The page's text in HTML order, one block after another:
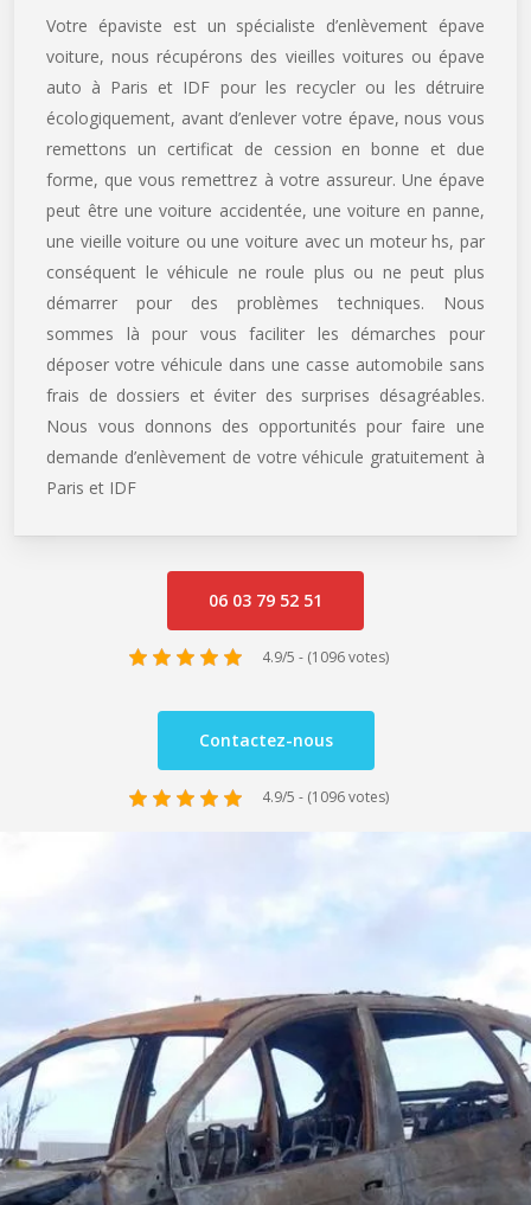
Votre épaviste est un spécialiste d’enlèvement épave
voiture, nous récupérons des vieilles voitures ou épave
auto à Paris et IDF pour les recycler ou les détruire
écologiquement, avant d’enlever votre épave, nous vous
remettons un certificat de cession en bonne et due
forme, que vous remettrez à votre assureur. Une épave
peut être une voiture accidentée, une voiture en panne,
une vieille voiture ou une voiture avec un moteur hs, par
conséquent le véhicule ne roule plus ou ne peut plus
démarrer pour des problèmes techniques. Nous
sommes là pour vous faciliter les démarches pour
déposer votre véhicule dans une casse automobile sans
frais de dossiers et éviter des surprises désagréables.
Nous vous donnons des opportunités pour faire une
demande d’enlèvement de votre véhicule gratuitement à
Paris et IDF
06 03 79 52 51
4.9/5 - (1096 votes)
Contactez-nous
4.9/5 - (1096 votes)